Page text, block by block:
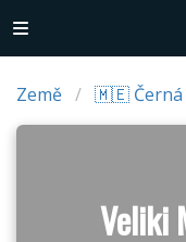
Země 🇲🇪 Černá
Veliki